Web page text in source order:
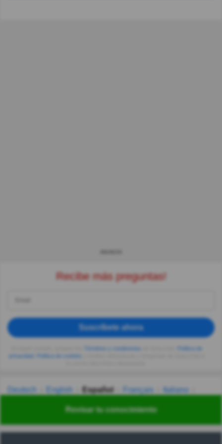
Revisar tu conocimiento
Recibe más preguntas!
Suscríbete ahora
privacidad
Deutsch English Español Français
Italiano
Українська हिन्दी 한국어 汉语